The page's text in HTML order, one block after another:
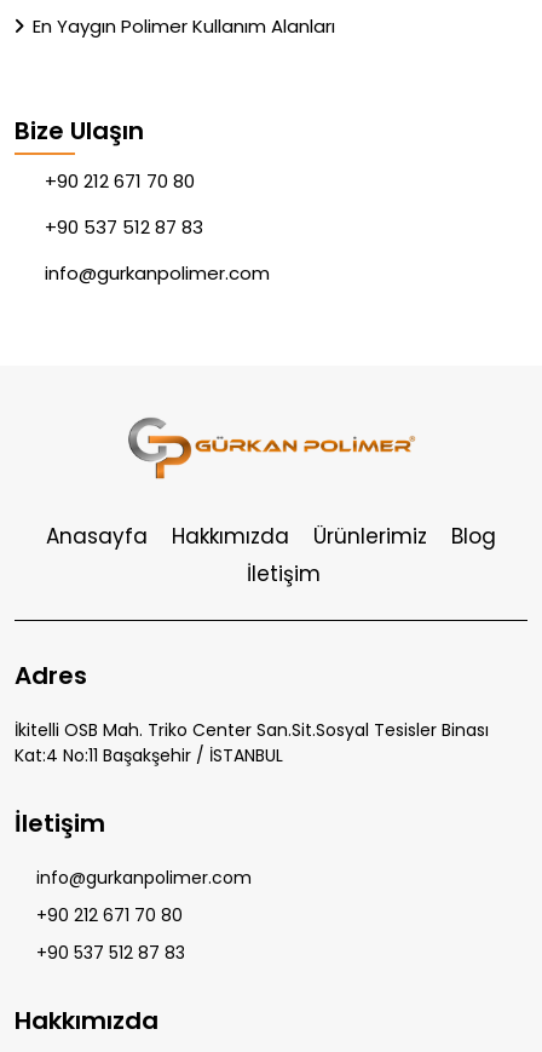
En Yaygın Polimer Kullanım Alanları
Bize Ulaşın
+90 212 671 70 80
+90 537 512 87 83
info@gurkanpolimer.com
Anasayfa Hakkımızda Ürünlerimiz
Blog
İletişim
Adres
İkitelli OSB Mah. Triko Center San.Sit.Sosyal Tesisler Binası
Kat:4 No:11 Başakşehir / İSTANBUL
İletişim
info@gurkanpolimer.com
+90 212 671 70 80
+90 537 512 87 83
Hakkımızda